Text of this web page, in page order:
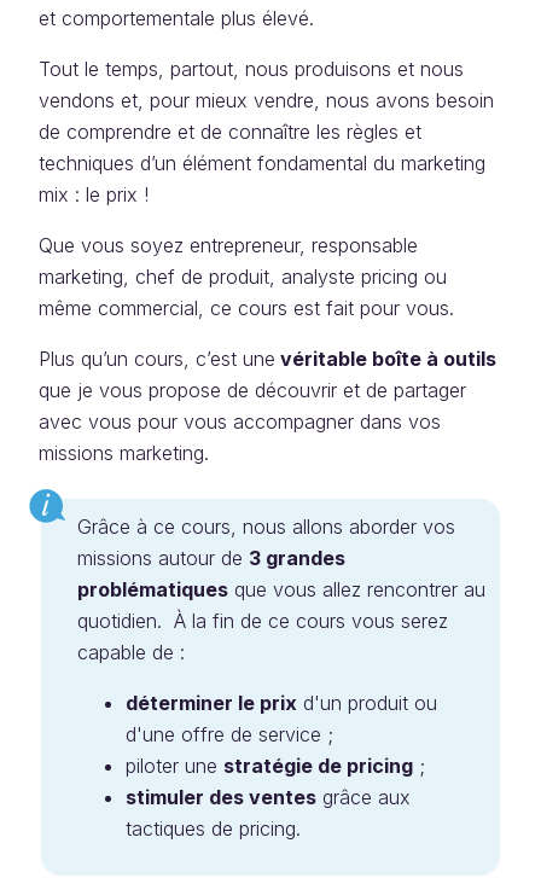
et comportementale plus élevé.
Tout le temps, partout, nous produisons et nous
vendons et, pour mieux vendre, nous avons besoin
de comprendre et de connaître les règles et
techniques d’un élément fondamental du marketing
mix : le prix !
Que vous soyez entrepreneur, responsable
marketing, chef de produit, analyste pricing ou
même commercial, ce cours est fait pour vous.
Plus qu’un cours, c’est une véritable boîte à outils
que je vous propose de découvrir et de partager
avec vous pour vous accompagner dans vos
missions marketing.
Grâce à ce cours, nous allons aborder vos
missions autour de 3 grandes
problématiques que vous allez rencontrer au
quotidien. À la fin de ce cours vous serez
capable de :
déterminer le prix d'un produit ou
d'une offre de service ;
piloter une stratégie de pricing ;
stimuler des ventes grâce aux
tactiques de pricing.